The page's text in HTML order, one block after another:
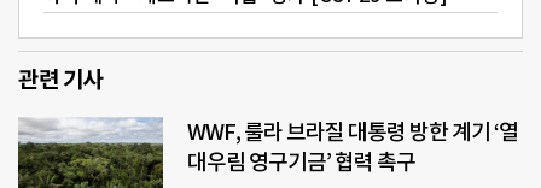
관련 기사
WWF, 룰라 브라질 대통령 방한 계기 ‘열
대우림 영구기금’ 협력 촉구